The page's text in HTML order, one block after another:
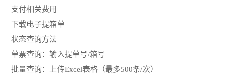
支付相关费用
下载电子提箱单
状态查询方法
单票查询：输入提单号/箱号
批量查询：上传Excel表格（最多500条/次）